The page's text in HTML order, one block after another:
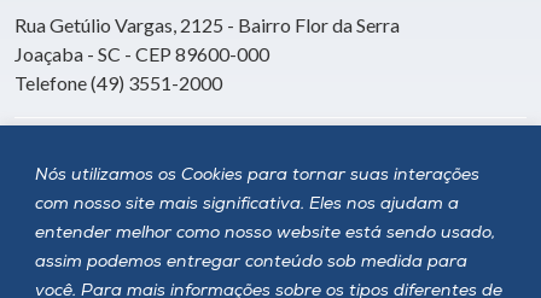
Nós utilizamos os Cookies para tornar suas interações
com nosso site mais significativa. Eles nos ajudam a
entender melhor como nosso website está sendo usado,
assim podemos entregar conteúdo sob medida para
você. Para mais informações sobre os tipos diferentes de
Rua Getúlio Vargas, 2125 - Bairro Flor da Serra
Joaçaba - SC - CEP 89600-000
Telefone (49) 3551-2000
Siga a Unoesc